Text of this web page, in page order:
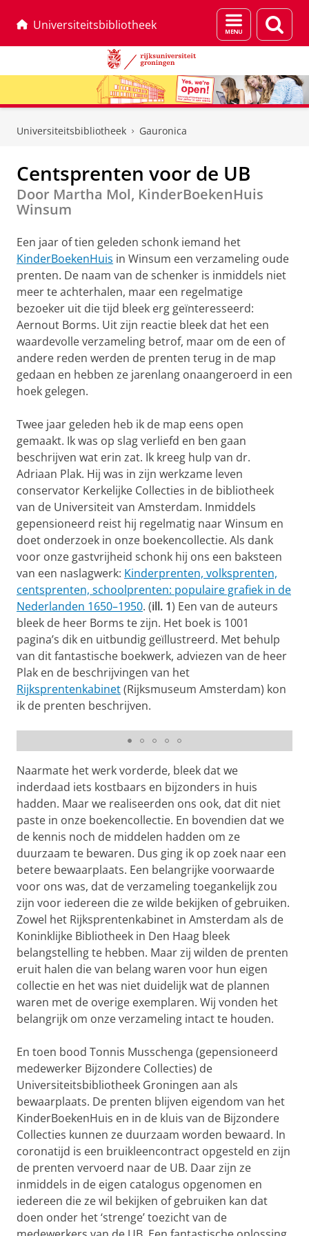
Universiteitsbibliotheek
Menu
en
Universiteitsbibliotheek Gauronica
Centsprenten voor de UB
Door Martha Mol, KinderBoekenHuis
Winsum
Een jaar of tien geleden schonk iemand het
KinderBoekenHuis in Winsum een verzameling oude
prenten. De naam van de schenker is inmiddels niet
meer te achterhalen, maar een regelmatige
bezoeker uit die tijd bleek erg geïnteresseerd:
Aernout Borms. Uit zijn reactie bleek dat het een
waardevolle verzameling betrof, maar om de een of
andere reden werden de prenten terug in de map
gedaan en hebben ze jarenlang onaangeroerd in een
hoek gelegen.
Twee jaar geleden heb ik de map eens open
gemaakt. Ik was op slag verliefd en ben gaan
beschrijven wat erin zat. Ik kreeg hulp van dr.
Adriaan Plak. Hij was in zijn werkzame leven
conservator Kerkelijke Collecties in de bibliotheek
van de Universiteit van Amsterdam. Inmiddels
gepensioneerd reist hij regelmatig naar Winsum en
doet onderzoek in onze boekencollectie. Als dank
voor onze gastvrijheid schonk hij ons een baksteen
van een naslagwerk: Kinderprenten, volksprenten,
centsprenten, schoolprenten: populaire grafiek in de
Nederlanden 1650–1950. (ill. 1) Een van de auteurs
bleek de heer Borms te zijn. Het boek is 1001
pagina’s dik en uitbundig geïllustreerd. Met behulp
van dit fantastische boekwerk, adviezen van de heer
Plak en de beschrijvingen van het
Rijksprentenkabinet(Rijksmuseum Amsterdam) kon
ik de prenten beschrijven.
1. Kinderprenten ... in de Nederlanden 1650–1950 (uokw
Naarmate het werk vorderde, bleek dat we
inderdaad iets kostbaars en bijzonders in huis
hadden. Maar we realiseerden ons ook, dat dit niet
paste in onze boekencollectie. En bovendien dat we
de kennis noch de middelen hadden om ze
duurzaam te bewaren. Dus ging ik op zoek naar een
betere bewaarplaats. Een belangrijke voorwaarde
voor ons was, dat de verzameling toegankelijk zou
zijn voor iedereen die ze wilde bekijken of gebruiken.
Zowel het Rijksprentenkabinet in Amsterdam als de
Koninklijke Bibliotheek in Den Haag bleek
belangstelling te hebben. Maar zij wilden de prenten
eruit halen die van belang waren voor hun eigen
collectie en het was niet duidelijk wat de plannen
waren met de overige exemplaren. Wij vonden het
belangrijk om onze verzameling intact te houden.
En toen bood Tonnis Musschenga (gepensioneerd
medewerker Bijzondere Collecties) de
Universiteitsbibliotheek Groningen aan als
bewaarplaats. De prenten blijven eigendom van het
KinderBoekenHuis en in de kluis van de Bijzondere
Collecties kunnen ze duurzaam worden bewaard. In
coronatijd is een bruikleencontract opgesteld en zijn
de prenten vervoerd naar de UB. Daar zijn ze
inmiddels in de eigen catalogus opgenomen en
iedereen die ze wil bekijken of gebruiken kan dat
doen onder het ‘strenge’ toezicht van de